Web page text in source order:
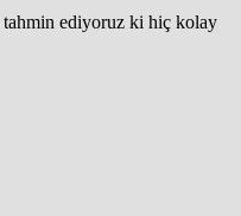
ediyoruz ki hiç kolay